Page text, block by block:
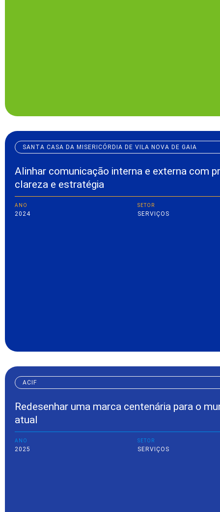
SANTA CASA DA MISERICÓRDIA DE VILA NOVA DE GAIA
Alinhar comunicação interna e externa com
clareza e estratégia
ANO
2024
SETOR
SERVIÇOS
ACIF
Redesenhar uma marca centenária para o
atual
ANO
2025
SETOR
SERVIÇOS